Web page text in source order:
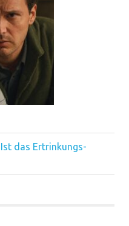
das Ertrinkungs-